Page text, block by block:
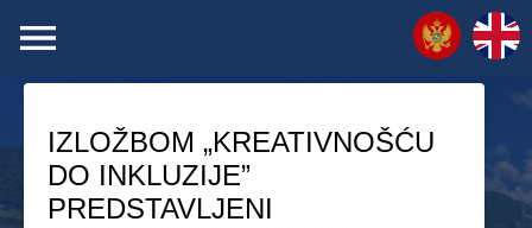
IZLOŽBOM „KREATIVNOŠĆU
DO INKLUZIJE”
PREDSTAVLJENI